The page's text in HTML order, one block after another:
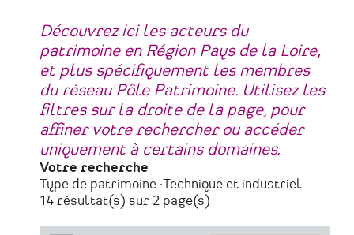
Découvrez ici les acteurs du
patrimoine en Région Pays de la Loire,
et plus spécifiquement les membres
du réseau Pôle Patrimoine. Utilisez les
filtres sur la droite de la page, pour
affiner votre rechercher ou accéder
uniquement à certains domaines.
Votre recherche
Type de patrimoine :Technique et industriel
14 résultat(s) sur 2 page(s)